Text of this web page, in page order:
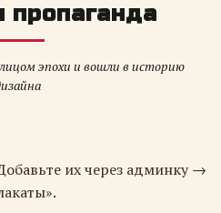
пропаганда
эпохи и вошли в историю
их через админку →